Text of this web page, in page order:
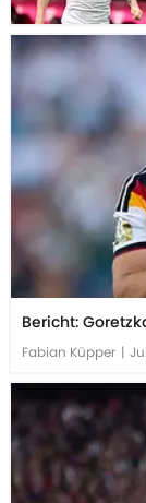
Bericht:
Fabian Küpper |